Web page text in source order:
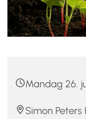
Mandag 26.
Simon Peters